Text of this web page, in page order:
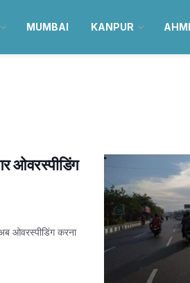
MUMBAI KANPUR
ओवरस्पीडिंग
ओवरस्पीडिंग करना